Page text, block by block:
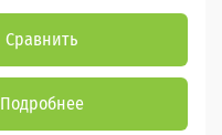
Сравнить
Подробнее